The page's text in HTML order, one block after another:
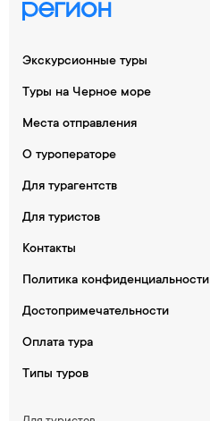
Экскурсионные туры
Туры на Черное море
Места отправления
О туроператоре
Для турагентств
Для туристов
Контакты
Политика конфиденциальности
Достопримечательности
Оплата тура
Типы туров